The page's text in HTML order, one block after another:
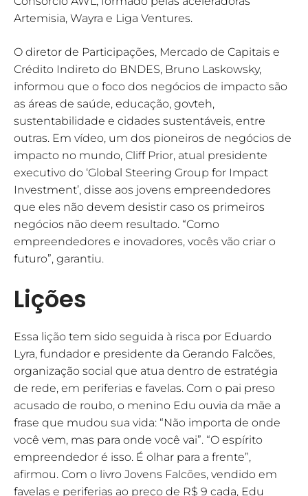
Artemisia, Wayra e Liga Ventures.
O diretor de Participações, Mercado de Capitais e
Crédito Indireto do BNDES, Bruno Laskowsky,
informou que o foco dos negócios de impacto são
as áreas de saúde, educação, govteh,
sustentabilidade e cidades sustentáveis, entre
outras. Em vídeo, um dos pioneiros de negócios de
impacto no mundo, Cliff Prior, atual presidente
executivo do ‘Global Steering Group for Impact
Investment’, disse aos jovens empreendedores
que eles não devem desistir caso os primeiros
negócios não deem resultado. “Como
empreendedores e inovadores, vocês vão criar o
futuro”, garantiu.
Lições
Essa lição tem sido seguida à risca por Eduardo
Lyra, fundador e presidente da Gerando Falcões,
organização social que atua dentro de estratégia
de rede, em periferias e favelas. Com o pai preso
acusado de roubo, o menino Edu ouvia da mãe a
frase que mudou sua vida: “Não importa de onde
você vem, mas para onde você vai”. “O espírito
empreendedor é isso. É olhar para a frente”,
afirmou. Com o livro Jovens Falcões, vendido em
favelas e periferias ao preço de R$ 9 cada, Edu